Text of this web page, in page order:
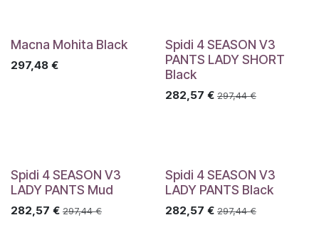
Macna Mohita Black
297,48 €
Spidi 4 SEASON V3
PANTS LADY SHORT
Black
282,57 € 297,44€
Spidi 4 SEASON V3
LADY PANTS Mud
282,57 € 297,44€
Spidi 4 SEASON V3
LADY PANTS Black
282,57 € 297,44€